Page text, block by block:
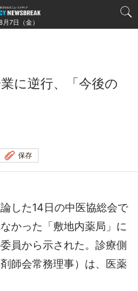
7日（金）
に逆行、「今後の
保存
した14日の中医協総会で
かった「敷地内薬局」に
員から示された。診療側
師会常務理事）は、医薬